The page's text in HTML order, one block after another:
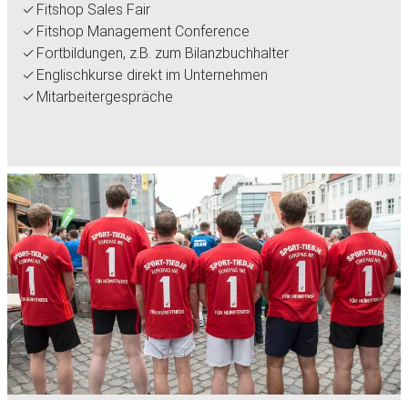
Fitshop Sales Fair
Fitshop Management Conference
Fortbildungen, z.B. zum Bilanzbuchhalter
Englischkurse direkt im Unternehmen
Mitarbeitergespräche